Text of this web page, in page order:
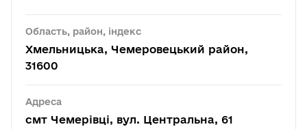
Область, район, індекс
Хмельницька, Чемеровецький район,
31600
Адреса
смт Чемерівці, вул. Центральна, 61